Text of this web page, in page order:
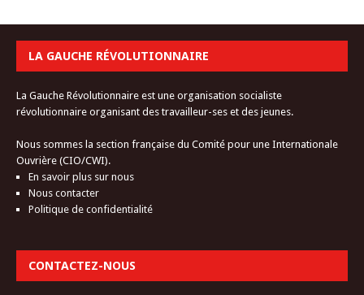
LA GAUCHE RÉVOLUTIONNAIRE
La Gauche Révolutionnaire est une organisation socialiste
révolutionnaire organisant des travailleur-ses et des jeunes.
Nous sommes la section française du Comité pour une Internationale
Ouvrière (CIO/CWI).
En savoir plus sur nous
Nous contacter
Politique de confidentialité
CONTACTEZ-NOUS